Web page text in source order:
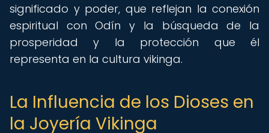
significado y poder, que reflejan la conexión
espiritual con Odín y la búsqueda de la
prosperidad y la protección que él
representa en la cultura vikinga.
La Influencia de los Dioses en
la Joyería Vikinga